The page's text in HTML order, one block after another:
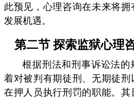
此预见，心理咨询在未来将
发展机遇。
第二节 探索监狱心理
根据刑法和刑事诉讼法的
着对被判有期徒刑、无期徒
在押人员执行刑罚的职能。